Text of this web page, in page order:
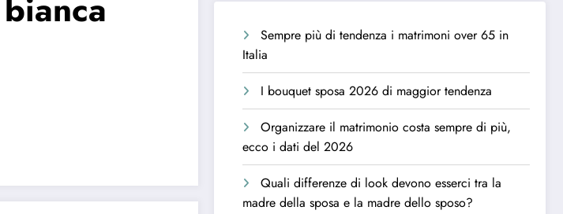
Sempre più di tendenza i matrimoni over 65 in
Italia
I bouquet sposa 2026 di maggior tendenza
Organizzare il matrimonio costa sempre di più,
ecco i dati del 2026
Quali differenze di look devono esserci tra la
madre della sposa e la madre dello sposo?